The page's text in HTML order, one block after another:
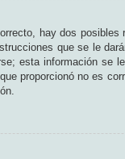
hay dos
que se le
esta información
proporcionó no es